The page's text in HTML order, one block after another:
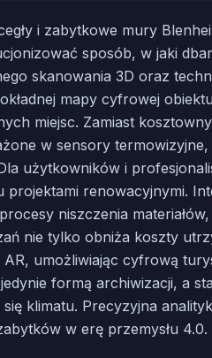
i zabytkowe mury
sposób, w jaki
skanowania 3D oraz
mapy cyfrowej
miejsc. Zamiast
w sensory
użytkowników i
projektami renowacyjnymi.
niszczenia
nie tylko obniża koszty
AR, umożliwiając cyfrową
formą archiwizacji, a
się klimatu. Precyzyjna
w erę przemysłu 4.0.